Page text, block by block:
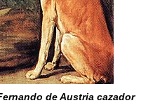
de Austria cazador